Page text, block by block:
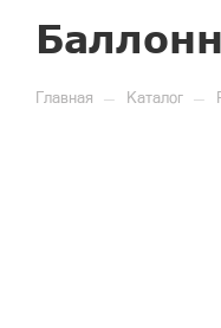
Главная — Каталог —